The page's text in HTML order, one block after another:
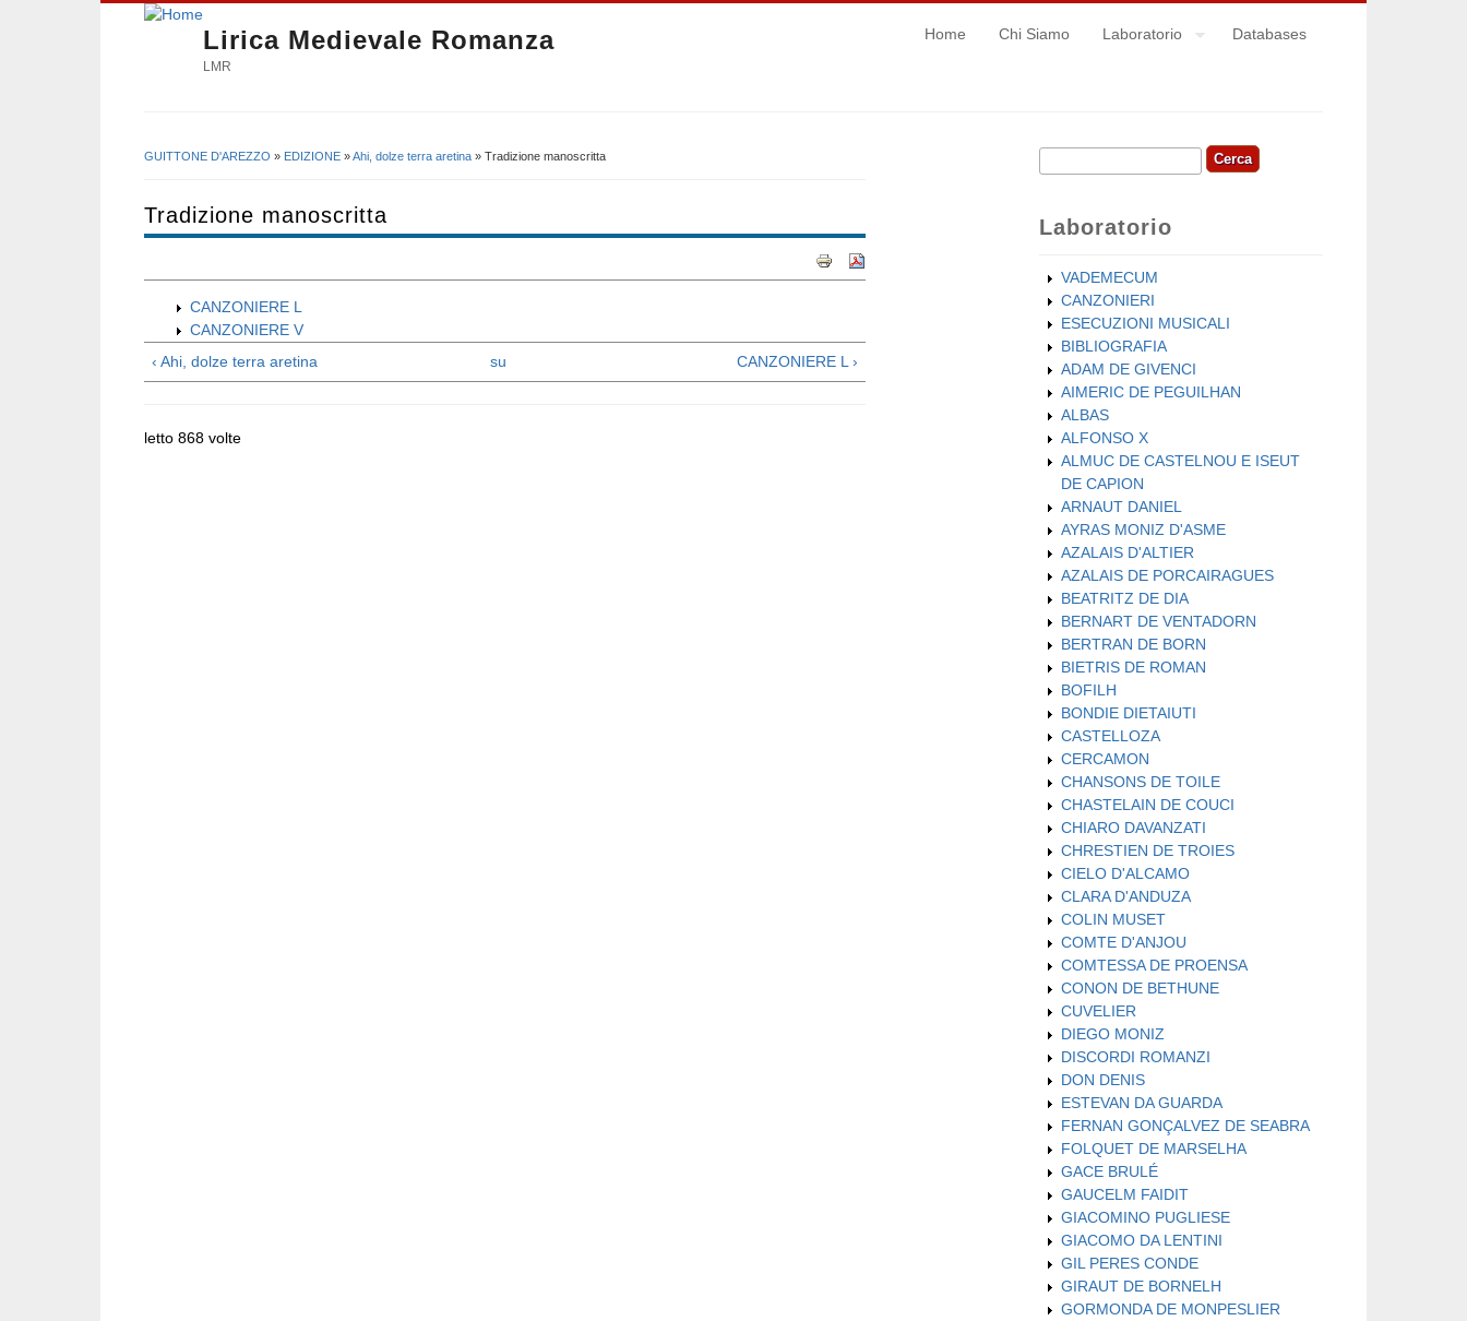
Lirica Medievale Romanza
LMR
Home Chi Siamo Laboratorio Databases
GUITTONE D'AREZZO » EDIZIONE »Ahi, dolze terra aretina » Tradizione manoscritta
Tradizione manoscritta
CANZONIERE L
CANZONIERE V
‹ Ahi, dolze terra aretina
su CANZONIERE L ›
letto 868 volte
Form di ricerca
Cerca
Laboratorio
VADEMECUM
CANZONIERI
ESECUZIONI MUSICALI
BIBLIOGRAFIA
ADAM DE GIVENCI
AIMERIC DE PEGUILHAN
ALBAS
ALFONSO X
ALMUC DE CASTELNOU E ISEUT
DE CAPION
ARNAUT DANIEL
AYRAS MONIZ D'ASME
AZALAIS D'ALTIER
AZALAIS DE PORCAIRAGUES
BEATRITZ DE DIA
BERNART DE VENTADORN
BERTRAN DE BORN
BIETRIS DE ROMAN
BOFILH
BONDIE DIETAIUTI
CASTELLOZA
CERCAMON
CHANSONS DE TOILE
CHASTELAIN DE COUCI
CHIARO DAVANZATI
CHRESTIEN DE TROIES
CIELO D'ALCAMO
CLARA D'ANDUZA
COLIN MUSET
COMTE D'ANJOU
COMTESSA DE PROENSA
CONON DE BETHUNE
CUVELIER
DIEGO MONIZ
DISCORDI ROMANZI
DON DENIS
ESTEVAN DA GUARDA
FERNAN GONÇALVEZ DE SEABRA
FOLQUET DE MARSELHA
GACE BRULÉ
GAUCELM FAIDIT
GIACOMINO PUGLIESE
GIACOMO DA LENTINI
GIL PERES CONDE
GIRAUT DE BORNELH
GORMONDA DE MONPESLIER